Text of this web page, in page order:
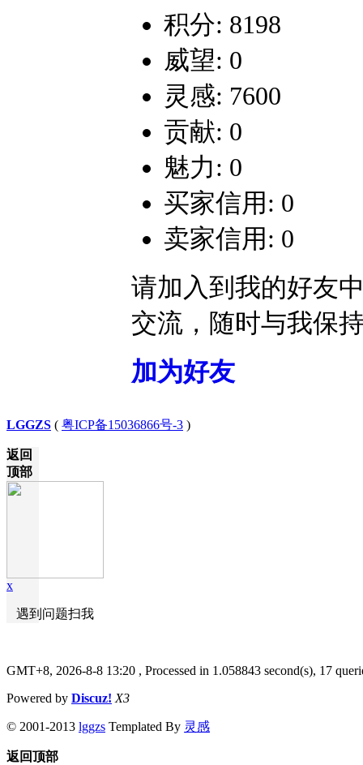
积分: 8198
威望: 0
灵感: 7600
贡献: 0
魅力: 0
买家信用: 0
卖家信用: 0
请加入到我的好友
交流，随时与我保
加为好友
LGGZS ( 粤ICP备15036866号-3 )
返回
顶部
x
遇到问题扫我
GMT+8, 2026-8-8 13:20 , Processed in 1.058843 second(s), 17
Powered by Discuz! X3
© 2001-2013 lggzs Templated By 灵感
返回顶部